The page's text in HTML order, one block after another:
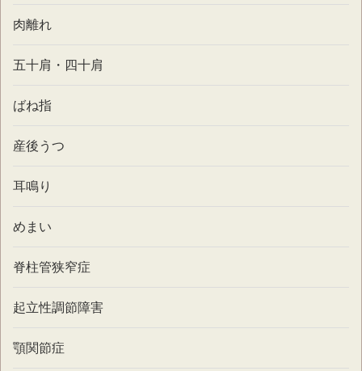
肉離れ
五十肩・四十肩
ばね指
産後うつ
耳鳴り
めまい
脊柱管狭窄症
起立性調節障害
顎関節症